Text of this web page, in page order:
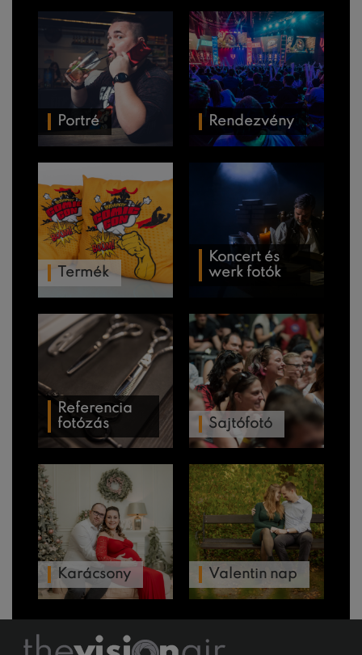
Portré Rendezvény
Termék
Koncert és
werk fotók
Referencia
fotózás
Sajtófotó
Karácsony Valentin nap